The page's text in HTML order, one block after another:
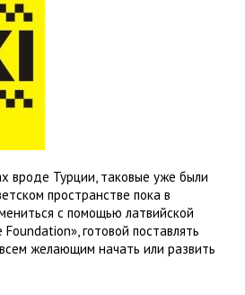
вроде Турции, таковые уже были
пространстве пока в
с помощью латвийской
готовой поставлять
желающим начать или развить